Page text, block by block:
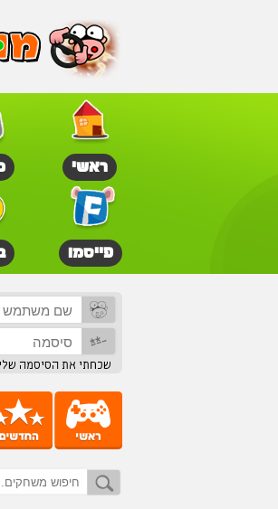
ראשי
פייסמו
שכחתי את הסיסמה שלי